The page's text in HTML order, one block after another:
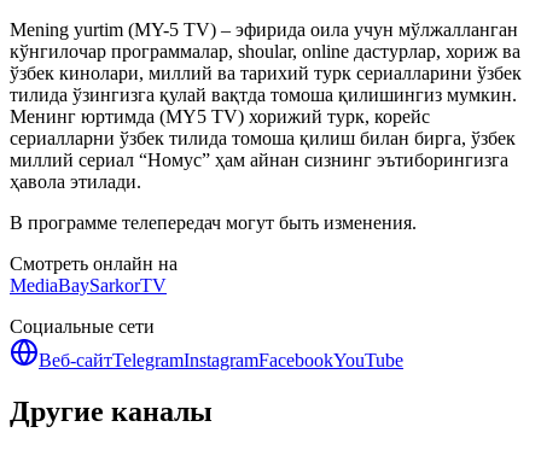
Mening yurtim (MY-5 TV) – эфирида оила учун мўлжалланган
кўнгилочар программалар, shoular, online дастурлар, хориж ва
ўзбек кинолари, миллий ва тарихий турк сериалларини ўзбек
тилида ўзингизга қулай вақтда томоша қилишингиз мумкин.
Менинг юртимда (MY5 TV) хорижий турк, корейс
сериалларни ўзбек тилида томоша қилиш билан бирга, ўзбек
миллий сериал “Номус” ҳам айнан сизнинг эътиборингизга
ҳавола этилади.
В программе телепередач могут быть изменения.
Смотреть онлайн на
MediaBaySarkorTV
Социальные сети
Веб-сайтTelegramInstagramFacebookYouTube
Другие каналы